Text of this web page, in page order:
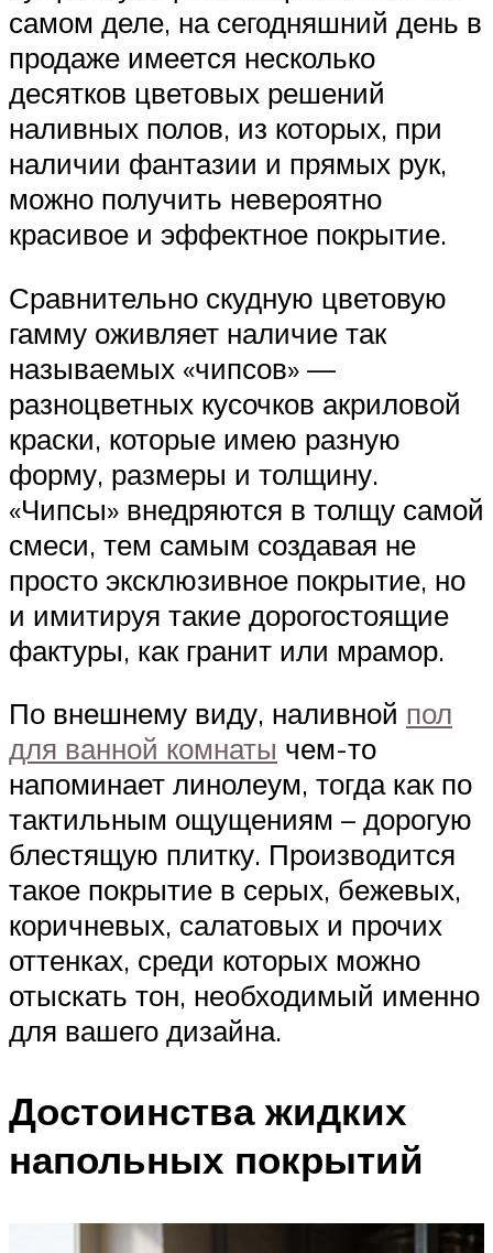
самом деле, на сегодняшний день в
продаже имеется несколько
десятков цветовых решений
наливных полов, из которых, при
наличии фантазии и прямых рук,
можно получить невероятно
красивое и эффектное покрытие.
Сравнительно скудную цветовую
гамму оживляет наличие так
называемых «чипсов» —
разноцветных кусочков акриловой
краски, которые имею разную
форму, размеры и толщину.
«Чипсы» внедряются в толщу самой
смеси, тем самым создавая не
просто эксклюзивное покрытие, но
и имитируя такие дорогостоящие
фактуры, как гранит или мрамор.
По внешнему виду, наливной пол
для ванной комнаты чем-то
напоминает линолеум, тогда как по
тактильным ощущениям – дорогую
блестящую плитку. Производится
такое покрытие в серых, бежевых,
коричневых, салатовых и прочих
оттенках, среди которых можно
отыскать тон, необходимый именно
для вашего дизайна.
Достоинства жидких
напольных покрытий